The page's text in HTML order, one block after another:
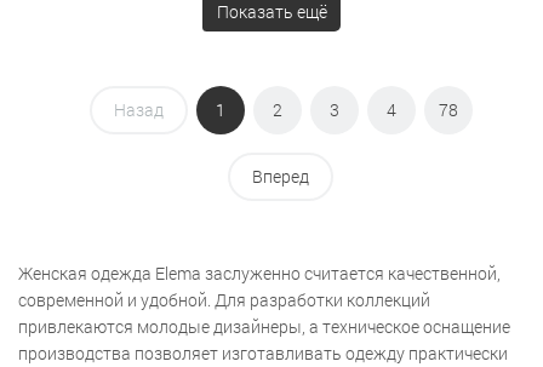
Показать ещё
Назад 1 2 3 4 78
Вперед
Женская одежда Elema заслуженно считается качественной,
современной и удобной. Для разработки коллекций
привлекаются молодые дизайнеры, а техническое оснащение
производства позволяет изготавливать одежду практически